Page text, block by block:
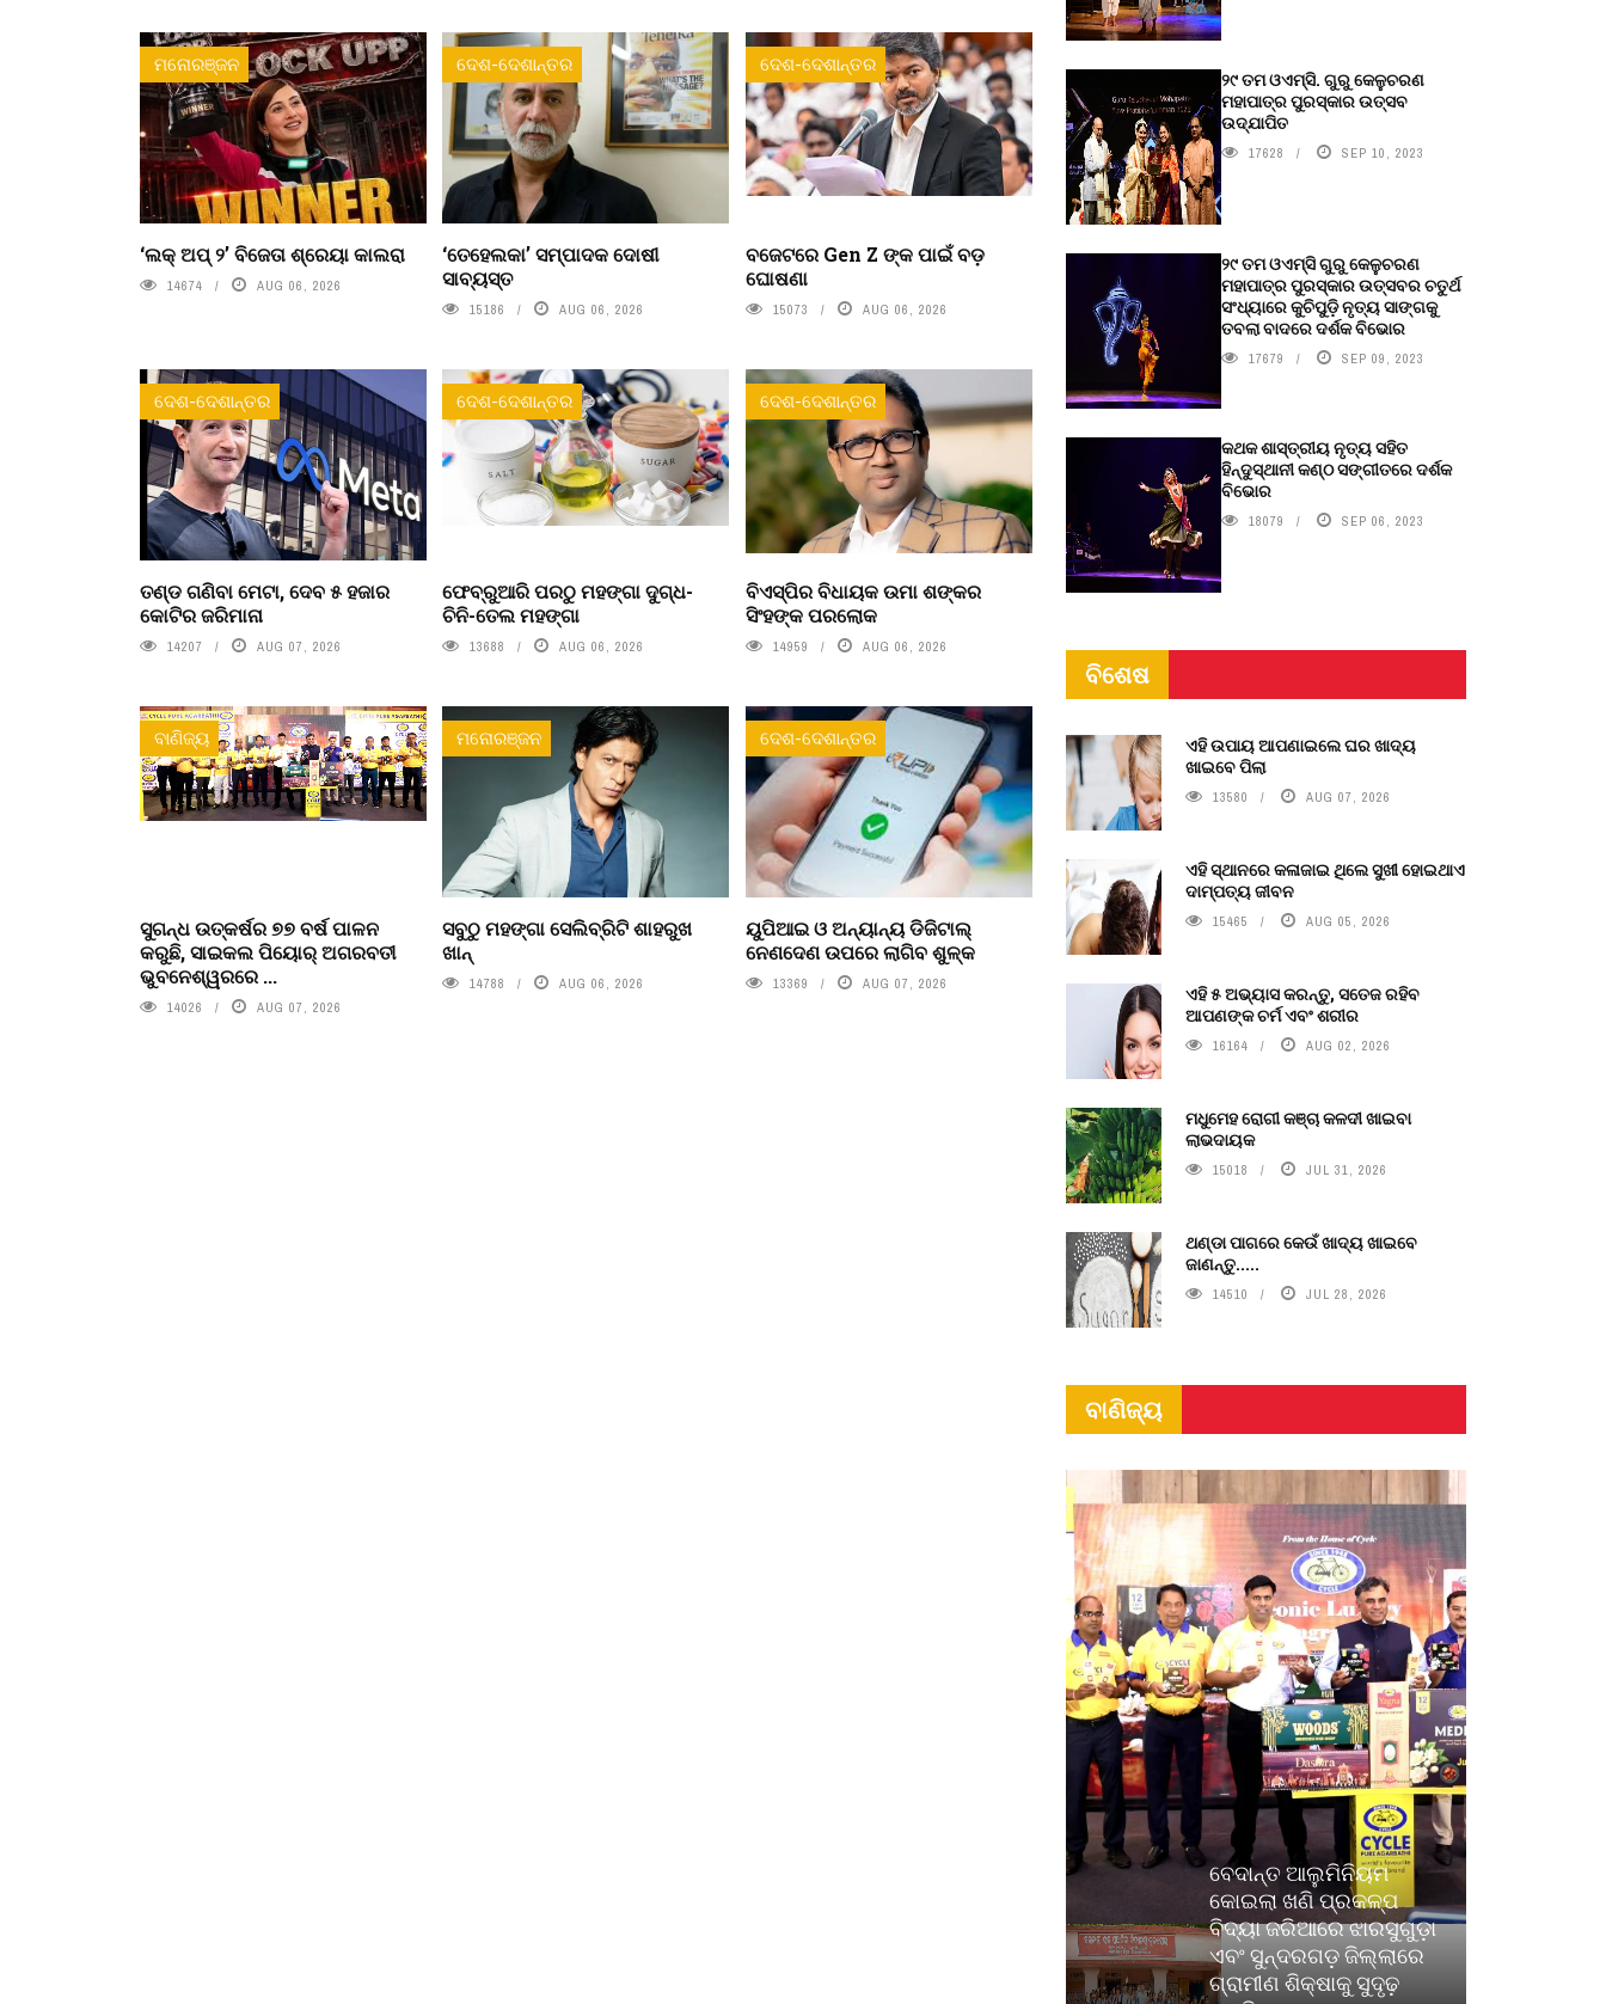
ମନୋରଞ୍ଜନ
‘ଲକ୍ ଅପ୍ ୨’ ବିଜେତା ଶ୍ରେୟା କାଲରା
14674 AUG 06, 2026
ଦେଶ-ଦେଶାନ୍ତର
‘ତେହେଲକା’ ସମ୍ପାଦକ ଦୋଷୀ
ସାବ୍ୟସ୍ତ
15186 AUG 06, 2026
ଦେଶ-ଦେଶାନ୍ତର
ବଜେଟରେ Gen Z ଙ୍କ ପାଇଁ ବଡ଼
ଘୋଷଣା
15073 AUG 06, 2026
ଦେଶ-ଦେଶାନ୍ତର
ତଣ୍ଡ ଗଣିବା ମେଟା, ଦେବ ୫ ହଜାର
କୋଟିର ଜରିମାନା
14207 AUG 07, 2026
ଦେଶ-ଦେଶାନ୍ତର
ଫେବ୍ରୁଆରି ପରଠୁ ମହଙ୍ଗା ଦୁଗ୍ଧ-
ଚିନି-ତେଲ ମହଙ୍ଗା
13688 AUG 06, 2026
ଦେଶ-ଦେଶାନ୍ତର
ବିଏସ୍‌ପିର ବିଧାୟକ ଉମା ଶଙ୍କର
ସିଂହଙ୍କ ପରଲୋକ
14959 AUG 06, 2026
ବାଣିଜ୍ୟ
ସୁଗନ୍ଧ ଉତ୍କର୍ଷର ୭୭ ବର୍ଷ ପାଳନ
କରୁଛି, ସାଇକଲ ପିୟୋର୍‌ ଅଗରବତୀ
ଭୁବନେଶ୍ୱରରେ ...
14026 AUG 07, 2026
ମନୋରଞ୍ଜନ
ସବୁଠୁ ମହଙ୍ଗା ସେଲିବ୍ରିଟି ଶାହରୁଖ
ଖାନ୍
14788 AUG 06, 2026
ଦେଶ-ଦେଶାନ୍ତର
ୟୁପିଆଇ ଓ ଅନ୍ୟାନ୍ୟ ଡିଜିଟାଲ୍
ନେଣଦେଣ ଉପରେ ଲାଗିବ ଶୁଳ୍କ
13369 AUG 07, 2026
୨୯ ତମ ଓଏମ୍‌ସି. ଗୁରୁ କେଳୁଚରଣ
ମହାପାତ୍ର ପୁରସ୍କାର ଉତ୍ସବ
ଉଦ୍‍ଯାପିତ
17628 SEP 10, 2023
୨୯ ତମ ଓଏମ୍‌ସି ଗୁରୁ କେଳୁଚରଣ
ମହାପାତ୍ର ପୁରସ୍କାର ଉତ୍ସବର ଚତୁର୍ଥ
ସଂଧ୍ୟାରେ କୁଚିପୁଡ଼ି ନୃତ୍ୟ ସାଙ୍ଗକୁ
ତବଲା ବାଦରେ ଦର୍ଶକ ବିଭୋର
17679 SEP 09, 2023
କଥକ ଶାସ୍ତ୍ରୀୟ ନୃତ୍ୟ ସହିତ
ହିନ୍ଦୁସ୍ଥାନୀ କଣ୍ଠ ସଙ୍ଗୀତରେ ଦର୍ଶକ
ବିଭୋର
18079 SEP 06, 2023
ବିଶେଷ
ଏହି ଉପାୟ ଆପଣାଇଲେ ଘର ଖାଦ୍ୟ
ଖାଇବେ ପିଲା
13580 AUG 07, 2026
ଏହି ସ୍ଥାନରେ କଳାଜାଇ ଥିଲେ ସୁଖୀ ହୋଇଥାଏ
ଦାମ୍ପତ୍ୟ ଜୀବନ
15465 AUG 05, 2026
ଏହି ୫ ଅଭ୍ୟାସ କରନ୍ତୁ, ସତେଜ ରହିବ
ଆପଣଙ୍କ ଚର୍ମ ଏବଂ ଶରୀର
16164 AUG 02, 2026
ମଧୁମେହ ରୋଗୀ କଞ୍ଚା କଳଦୀ ଖାଇବା
ଲାଭଦାୟକ
15018 JUL 31, 2026
ଥଣ୍ଡା ପାଗରେ କେଉଁ ଖାଦ୍ୟ ଖାଇବେ
ଜାଣନ୍ତୁ.....
14510 JUL 28, 2026
ବାଣିଜ୍ୟ
ବେଦାନ୍ତ ଆଲୁମିନିୟମ
କୋଇଲା ଖଣି ପ୍ରକଳ୍ପ
ବିଦ୍ୟା ଜରିଆରେ ଝାରସୁଗୁଡ଼ା
ଏବଂ ସୁନ୍ଦରଗଡ଼ ଜିଲ୍ଲାରେ
ଗ୍ରାମୀଣ ଶିକ୍ଷାକୁ ସୁଦୃଢ଼